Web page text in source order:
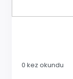
0 kez okundu